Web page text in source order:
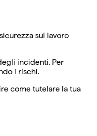
sul lavoro
incidenti. Per
i rischi.
come tutelare la tua